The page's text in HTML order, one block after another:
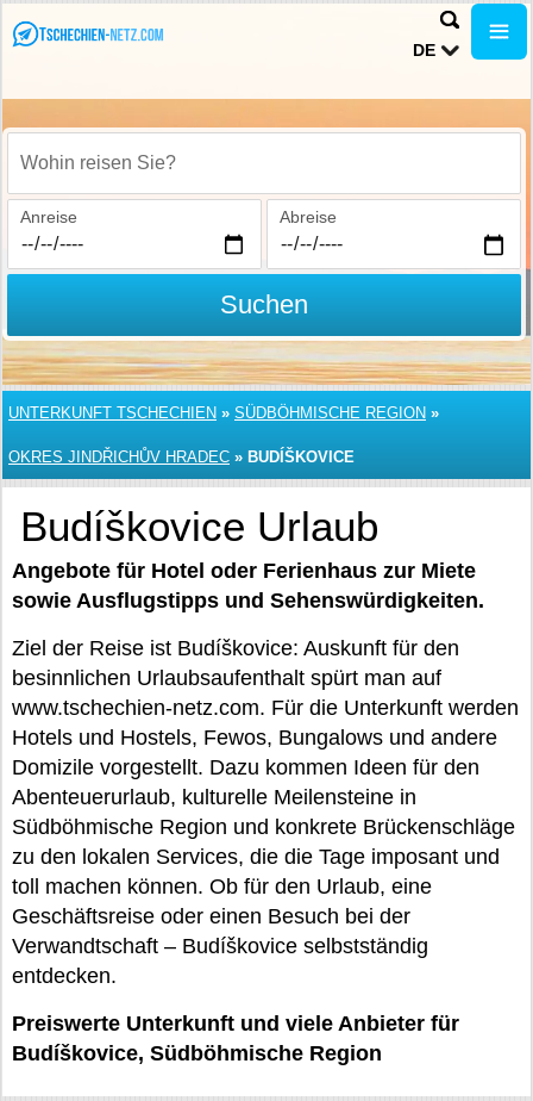
DE
Wohin reisen Sie?
Anreise Abreise
Suchen
UNTERKUNFT TSCHECHIEN » SÜDBÖHMISCHE REGION »
OKRES JINDŘICHŮV HRADEC » BUDÍŠKOVICE
Budíškovice Urlaub
Angebote für Hotel oder Ferienhaus zur Miete
sowie Ausflugstipps und Sehenswürdigkeiten.
Ziel der Reise ist Budíškovice: Auskunft für den
besinnlichen Urlaubsaufenthalt spürt man auf
www.tschechien-netz.com. Für die Unterkunft werden
Hotels und Hostels, Fewos, Bungalows und andere
Domizile vorgestellt. Dazu kommen Ideen für den
Abenteuerurlaub, kulturelle Meilensteine in
Südböhmische Region und konkrete Brückenschläge
zu den lokalen Services, die die Tage imposant und
toll machen können. Ob für den Urlaub, eine
Geschäftsreise oder einen Besuch bei der
Verwandtschaft – Budíškovice selbstständig
entdecken.
Preiswerte Unterkunft und viele Anbieter für
Budíškovice, Südböhmische Region